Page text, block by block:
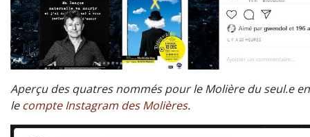
Aperçu des quatres nommés pour le Molière du seul.e
lecompte Instagram des Molières.